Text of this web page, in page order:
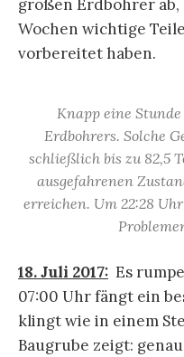
großen Erdbohrer
Wochen wichtige
vorbereitet haben.
Knapp eine
Erdbohrers. Solche
schließlich bis zu 82,5
ausgefahrenen
erreichen. Um 22:28
18. Juli 2017: Es
07:00 Uhr fängt ein
klingt wie in einem
Baugrube zeigt: